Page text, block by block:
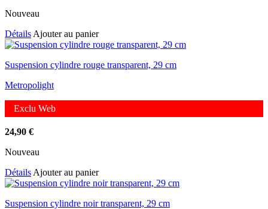
Nouveau
Détails Ajouter au panier
Suspension cylindre rouge transparent, 29 cm
Metropolight
Exclu Web
24,90 €
Nouveau
Détails Ajouter au panier
Suspension cylindre noir transparent, 29 cm